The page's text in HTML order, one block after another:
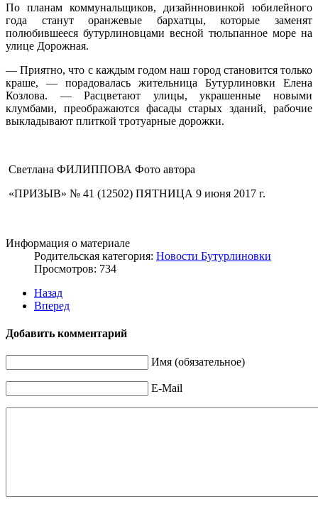
По планам коммунальщиков, дизайнновинкой юбилейного
года станут оранжевые бархатцы, которые заменят
полюбившееся бутурлиновцами весной тюльпанное море на
улице Дорожная.
— Приятно, что с каждым годом наш город становится только
краше, — порадовалась жительница Бутурлиновки Елена
Козлова. — Расцветают улицы, украшенные новыми
клумбами, преображаются фасады старых зданий, рабочие
выкладывают плиткой тротуарные дорожки.
Светлана ФИЛИППОВА Фото автора
«ПРИЗЫВ» № 41 (12502) ПЯТНИЦА 9 июня 2017 г.
Информация о материале
Родительская категория: Новости Бутурлиновки
Просмотров: 734
Назад
Вперед
Добавить комментарий
Имя (обязательное)
E-Mail